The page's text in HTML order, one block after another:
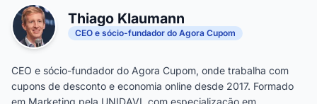
Thiago Klaumann
CEO e sócio-fundador do Agora Cupom
CEO e sócio-fundador do Agora Cupom, onde trabalha com
cupons de desconto e economia online desde 2017. Formado
em Marketing pela UNIDAVI, com especialização em